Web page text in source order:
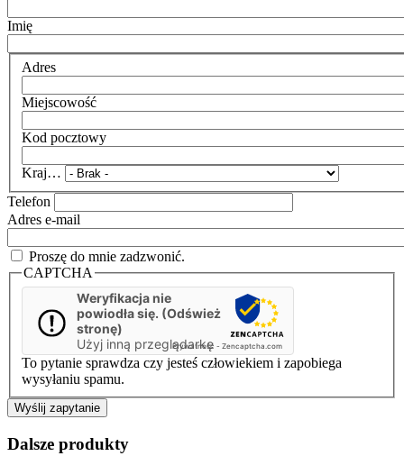
Imię
Adres
Miejscowość
Kod pocztowy
Kraj…
Telefon
Adres e-mail
Proszę do mnie zadzwonić.
CAPTCHA
Weryfikacja nie
powiodła się. (Odśwież
stronę)
Użyj inną przeglądarkę
Prywatność - Zencaptcha.com
To pytanie sprawdza czy jesteś człowiekiem i zapobiega
wysyłaniu spamu.
Dalsze produkty